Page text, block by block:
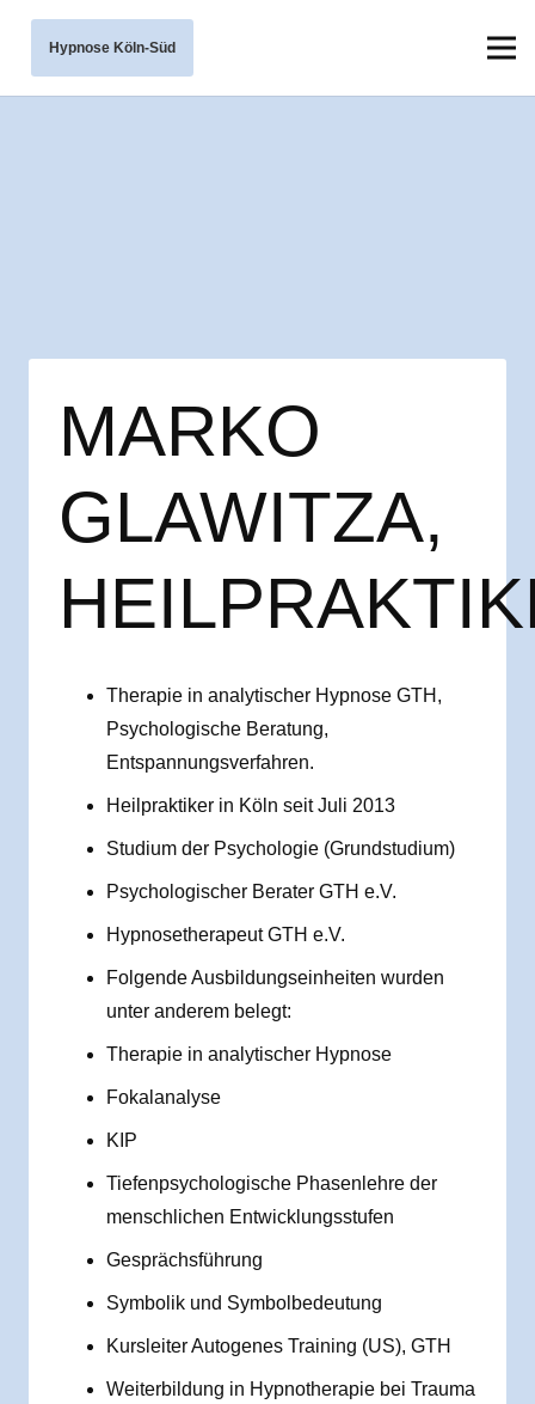
Hypnose Köln-Süd
MARKO
GLAWITZA,
Therapie in analytischer Hypnose GTH,
Psychologische Beratung,
Entspannungsverfahren.
Heilpraktiker in Köln seit Juli 2013
Studium der Psychologie (Grundstudium)
Psychologischer Berater GTH e.V.
Hypnosetherapeut GTH e.V.
Folgende Ausbildungseinheiten wurden
unter anderem belegt:
Therapie in analytischer Hypnose
Fokalanalyse
KIP
Tiefenpsychologische Phasenlehre der
menschlichen Entwicklungsstufen
Gesprächsführung
Symbolik und Symbolbedeutung
Kursleiter Autogenes Training (US), GTH
Weiterbildung in Hypnotherapie bei Trauma